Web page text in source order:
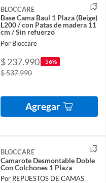
BLOCCARE
Base Cama Baul 1 Plaza (Beige)
L200 / con Patas de madera 11
cm / Sin refuerzo
Por Bloccare
$ 237.990 -56%
$ 537.990
Agregar
BLOCCARE
Camarote Desmontable Doble
Con Colchones 1 Plaza
Por REPUESTOS DE CAMAS